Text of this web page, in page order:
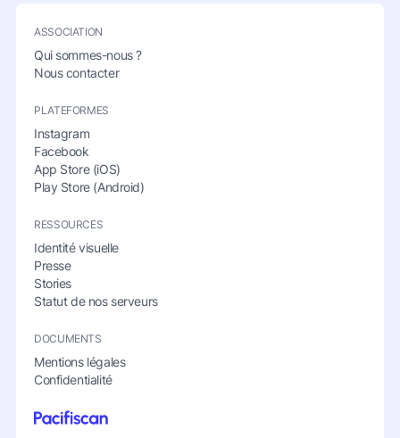
ASSOCIATION
Qui sommes-nous ?
Nous contacter
PLATEFORMES
Instagram
Facebook
App Store (iOS)
Play Store (Android)
RESSOURCES
Identité visuelle
Presse
Stories
Statut de nos serveurs
DOCUMENTS
Mentions légales
Confidentialité